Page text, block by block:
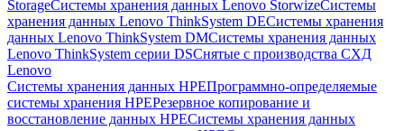
StorageСистемы хранения данных Lenovo StorwizeСистемы
хранения данных Lenovo ThinkSystem DEСистемы хранения
данных Lenovo ThinkSystem DMСистемы хранения данных
Lenovo ThinkSystem серии DSСнятые с производства СХД
Lenovo
Системы хранения данных HPEПрограммно-определяемые
системы хранения HPEРезервное копирование и
восстановление данных HPEСистемы хранения данных